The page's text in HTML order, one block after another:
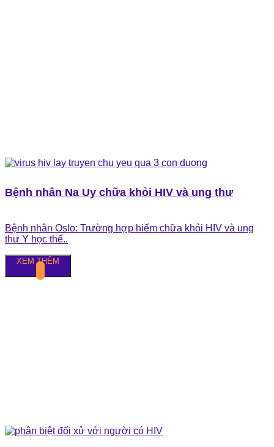
Bệnh nhân Na Uy chữa khỏi HIV và ung thư
Bệnh nhân Oslo: Trường hợp hiếm chữa khỏi HIV và ung
thư Y học thế..